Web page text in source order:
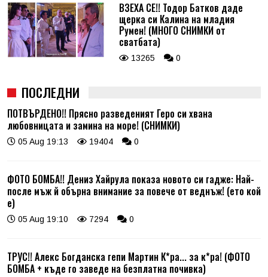
ВЗЕХА СЕ!! Тодор Батков даде
щерка си Калина на младия
Румен! (МНОГО СНИМКИ от
сватбата)
13265 0
ПОСЛЕДНИ
ПОТВЪРДЕНО!! Прясно разведеният Геро си хвана
любовницата и замина на море! (СНИМКИ)
05 Aug 19:13 19404 0
ФОТО БОМБА!! Дениз Хайрула показа новото си гадже: Най-
после мъж й обърна внимание за повече от веднъж! (ето кой
е)
05 Aug 19:10 7294 0
ТРУС!! Алекс Богданска гепи Мартин К*ра... за к*ра! (ФОТО
БОМБА + къде го заведе на безплатна почивка)